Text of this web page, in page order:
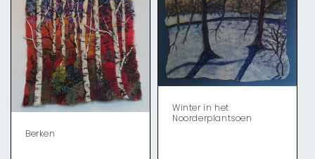
Berken
Winter in het
Noorderplantsoen